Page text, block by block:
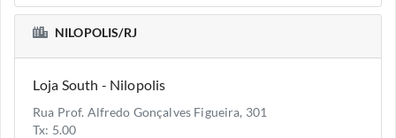
NILOPOLIS/RJ
Loja South - Nilopolis
Rua Prof. Alfredo Gonçalves Figueira, 301
Tx: 5.00